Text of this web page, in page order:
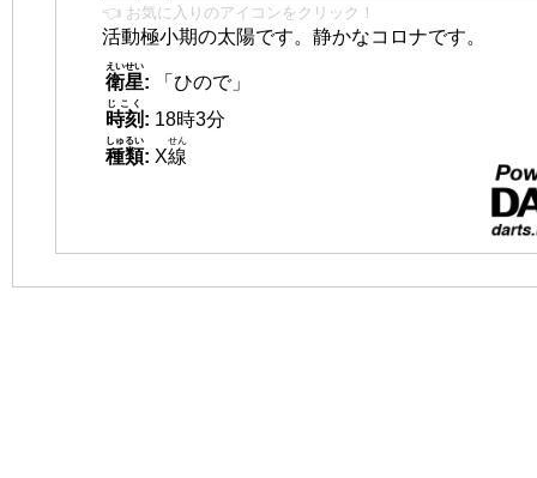
👈 お気に入りのアイコンをクリック！
活動極小期の太陽です。静かなコロナです。
衛星
えいせい
:
「ひので」
時刻
じこく
: 18時3分
種類
しゅるい
: X線
せん